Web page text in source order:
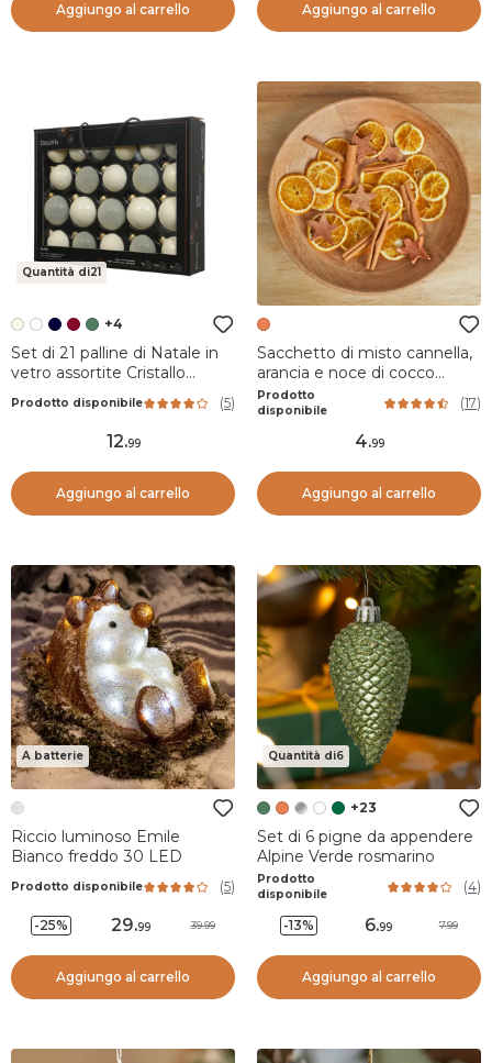
Aggiungo al carrello Aggiungo al carrello
Quantità di21
+4
Set di 21 palline di Natale in
vetro assortite Cristallo
Prodotto disponibile (5)
12.99
Aggiungo al carrello
Sacchetto di misto cannella,
arancia e noce di cocco
Multicolore
Prodotto
disponibile
(17)
4.99
Aggiungo al carrello
A batterie
Riccio luminoso Emile
Bianco freddo 30 LED
Prodotto disponibile (5)
-25% 29.99 39.99
Aggiungo al carrello
Quantità di6
+23
Set di 6 pigne da appendere
Alpine Verde rosmarino
Prodotto
disponibile
(4)
-13% 6.99 7.99
Aggiungo al carrello